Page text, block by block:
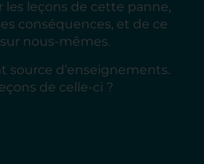
les leçons de cette panne,
conséquences, et de ce
nous-mêmes.
source d’enseignements.
de celle-ci ?